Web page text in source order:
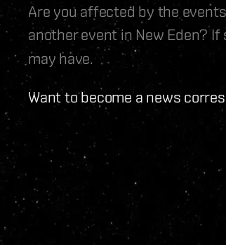
Are you affected by the
another event in New Eden? If
may have.
Want to become a news